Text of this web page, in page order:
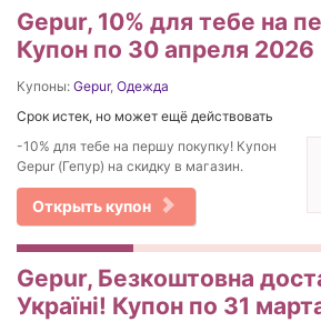
Gepur, 10% для тебе на
Купон по 30 апреля 2026
Купоны: Gepur, Одежда
Срок истек, но может ещё действовать
-10% для тебе на першу покупку! Купон
Gepur (Гепур) на скидку в магазин.
Открыть купон
Gepur, Безкоштовна
Україні! Купон по 31